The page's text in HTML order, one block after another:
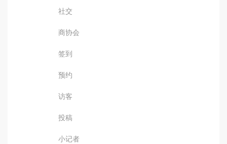
社交
商协会
签到
预约
访客
投稿
小记者